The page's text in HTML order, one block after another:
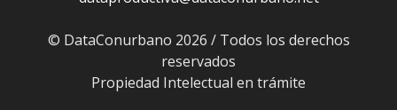
© DataConurbano 2026 / Todos los derechos
reservados
Propiedad Intelectual en trámite